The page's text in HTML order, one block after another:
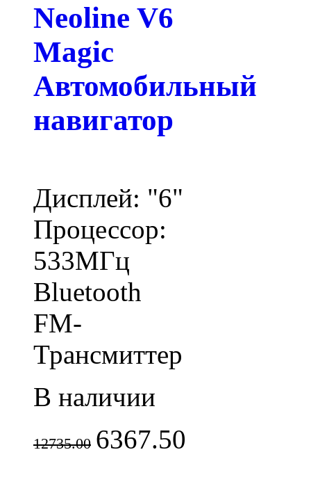
Neoline V6
Magic
Автомобильный
навигатор
Дисплей: "6"
Процессор:
533МГц
Bluetooth
FM-
Трансмиттер
В наличии
12735.00 6367.50